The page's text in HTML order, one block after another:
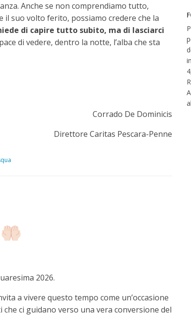
Anche se non comprendiamo tutto,
il suo volto ferito, possiamo credere che la
di capire tutto subito, ma di lasciarci
di vedere, dentro la notte, l’alba che sta
Corrado De Dominicis
Direttore Caritas Pescara-Penne
2026.
a vivere questo tempo come un’occasione
ci guidano verso una vera conversione del